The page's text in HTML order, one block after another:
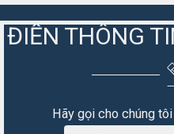
ĐIỀN THÔNG
Hãy gọi cho chúng